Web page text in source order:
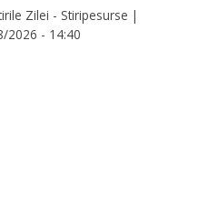
Zilei - Stiripesurse |
2026 - 14:40